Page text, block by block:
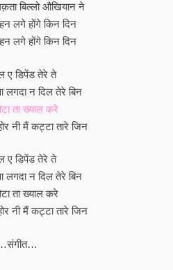
बिल्लो औखियान ने
लगे होंगे किन दिन
लगे होंगे किन दिन
ए डिपेंड तेरे ते
लगदा न दिल तेरे बिन
ता ख्याल करे
नी मैं कट्टा तारे जिन
ए डिपेंड तेरे ते
लगदा न दिल तेरे बिन
ता ख्याल करे
नी मैं कट्टा तारे जिन